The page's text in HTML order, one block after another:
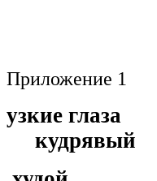
Приложение 1
узкие
кудрявый